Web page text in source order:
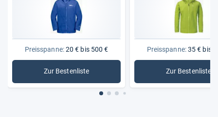
Preisspanne:20 € bis 500 €
Zur Bestenliste: Funktionsjacken
Preisspanne:35 € bis
Zur Bestenliste
: Damen-